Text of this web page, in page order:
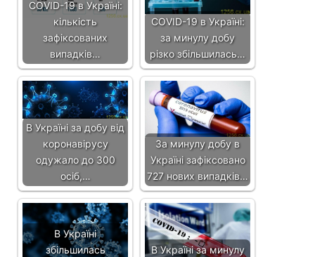
COVID-19 в Україні:
кількість
зафіксованих
випадків…
COVID-19 в Україні:
за минулу добу
різко збільшилась…
В Україні за добу від
коронавірусу
одужало до 300
осіб,…
За минулу добу в
Україні зафіксовано
727 нових випадків…
В Україні
збільшилась
В Україні за минулу